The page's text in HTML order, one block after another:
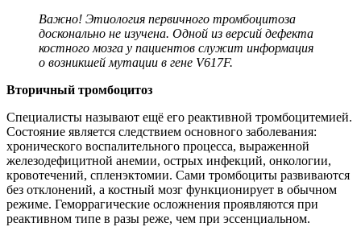
Важно! Этиология первичного тромбоцитоза
досконально не изучена. Одной из версий дефекта
костного мозга у пациентов служит информация
о возникшей мутации в гене V617F.
Вторичный тромбоцитоз
Специалисты называют ещё его реактивной тромбоцитемией.
Состояние является следствием основного заболевания:
хронического воспалительного процесса, выраженной
железодефицитной анемии, острых инфекций, онкологии,
кровотечений, спленэктомии. Сами тромбоциты развиваются
без отклонений, а костный мозг функционирует в обычном
режиме. Геморрагические осложнения проявляются при
реактивном типе в разы реже, чем при эссенциальном.